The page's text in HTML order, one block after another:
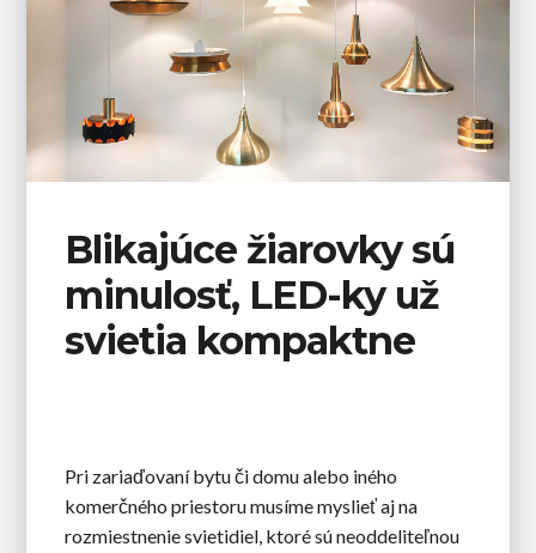
Blikajúce žiarovky sú
minulosť, LED-ky už
svietia kompaktne
Pri zariaďovaní bytu či domu alebo iného
komerčného priestoru musíme myslieť aj na
rozmiestnenie svietidiel, ktoré sú neoddeliteľnou